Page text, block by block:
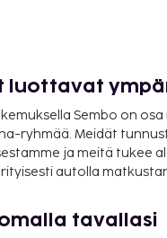
luottavat
Sembo on
ryhmää. Meidät
ja meitä tukee
autolla
tavallasi